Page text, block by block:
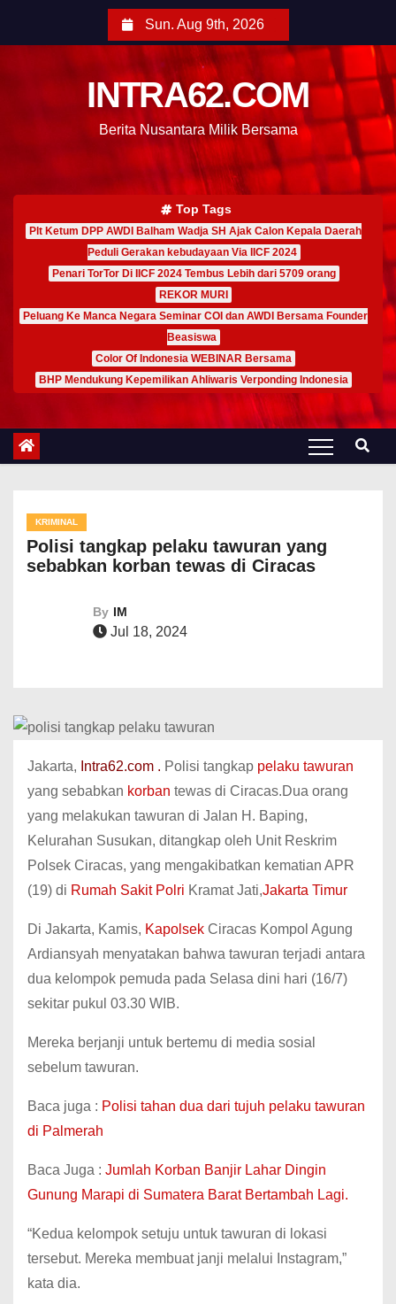
Sun. Aug 9th, 2026
INTRA62.COM
Berita Nusantara Milik Bersama
Top Tags
Plt Ketum DPP AWDI Balham Wadja SH Ajak Calon Kepala Daerah
Peduli Gerakan kebudayaan Via IICF 2024
Penari TorTor Di IICF 2024 Tembus Lebih dari 5709 orang
REKOR MURI
Peluang Ke Manca Negara Seminar COI dan AWDI Bersama Founder
Beasiswa
Color Of Indonesia WEBINAR Bersama
BHP Mendukung Kepemilikan Ahliwaris Verponding Indonesia
KRIMINAL
Polisi tangkap pelaku tawuran yang
sebabkan korban tewas di Ciracas
By IM
Jul 18, 2024
Jakarta, Intra62.com . Polisi tangkap pelaku tawuran
yang sebabkan korban tewas di Ciracas.Dua orang
yang melakukan tawuran di Jalan H. Baping,
Kelurahan Susukan, ditangkap oleh Unit Reskrim
Polsek Ciracas, yang mengakibatkan kematian APR
(19) di Rumah Sakit Polri Kramat Jati,Jakarta Timur
Di Jakarta, Kamis, Kapolsek Ciracas Kompol Agung
Ardiansyah menyatakan bahwa tawuran terjadi antara
dua kelompok pemuda pada Selasa dini hari (16/7)
sekitar pukul 03.30 WIB.
Mereka berjanji untuk bertemu di media sosial
sebelum tawuran.
Baca juga : Polisi tahan dua dari tujuh pelaku tawuran
di Palmerah
Baca Juga : Jumlah Korban Banjir Lahar Dingin
Gunung Marapi di Sumatera Barat Bertambah Lagi.
“Kedua kelompok setuju untuk tawuran di lokasi
tersebut. Mereka membuat janji melalui Instagram,”
kata dia.